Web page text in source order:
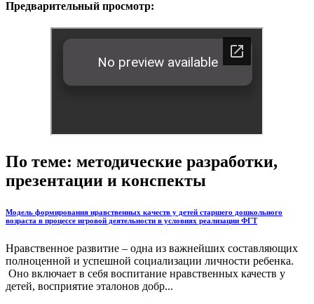
Предварительный просмотр:
По теме: методические разработки,
презентации и конспекты
Модель формирования нравственных качеств у детей старшего дошкольного
возраста в процессе игровой деятельности в условиях реализации ФГТ
Нравственное развитие – одна из важнейших составляющих
полноценной и успешной социализации личности ребенка.
Оно включает в себя воспитание нравственных качеств у
детей, восприятие эталонов добр...